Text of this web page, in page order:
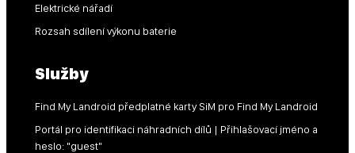
Elektrické nářadí
Rozsah sdílení výkonu baterie
Služby
Find My Landroid předplatné karty SiM pro Find My Landroid
Portál pro identifikaci náhradních dílů | Přihlašovací jméno a
heslo: "guest"